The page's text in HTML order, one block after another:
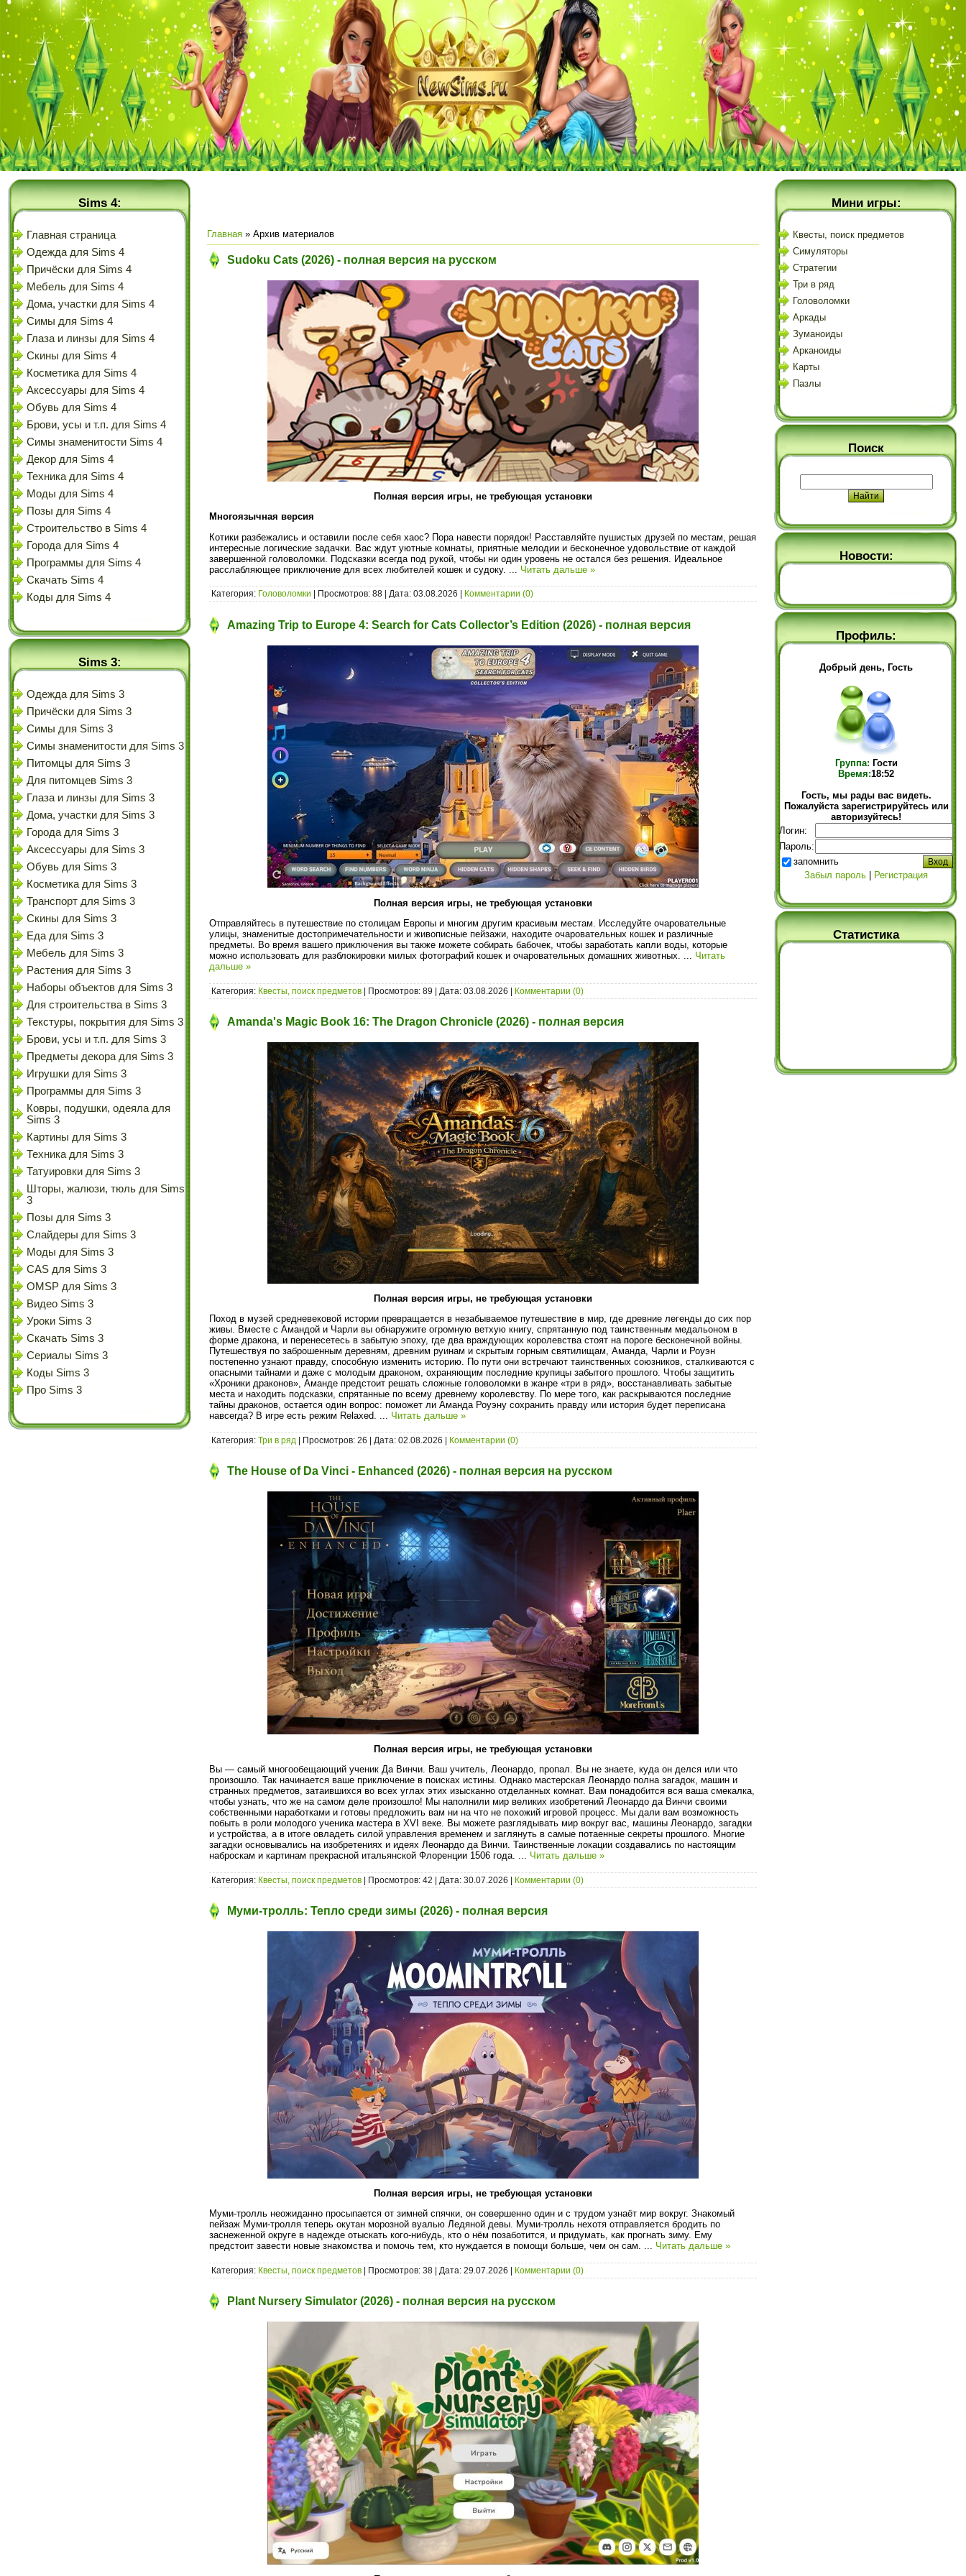
Sims 4:
Главная страница
Одежда для Sims 4
Причёски для Sims 4
Мебель для Sims 4
Дома, участки для Sims 4
Симы для Sims 4
Глаза и линзы для Sims 4
Скины для Sims 4
Косметика для Sims 4
Аксессуары для Sims 4
Обувь для Sims 4
Брови, усы и т.п. для Sims 4
Симы знаменитости Sims 4
Декор для Sims 4
Техника для Sims 4
Моды для Sims 4
Позы для Sims 4
Строительство в Sims 4
Города для Sims 4
Программы для Sims 4
Скачать Sims 4
Коды для Sims 4
Sims 3:
Одежда для Sims 3
Причёски для Sims 3
Симы для Sims 3
Симы знаменитости для Sims 3
Питомцы для Sims 3
Для питомцев Sims 3
Глаза и линзы для Sims 3
Дома, участки для Sims 3
Города для Sims 3
Аксессуары для Sims 3
Обувь для Sims 3
Косметика для Sims 3
Транспорт для Sims 3
Скины для Sims 3
Еда для Sims 3
Мебель для Sims 3
Растения для Sims 3
Наборы объектов для Sims 3
Для строительства в Sims 3
Текстуры, покрытия для Sims 3
Брови, усы и т.п. для Sims 3
Предметы декора для Sims 3
Игрушки для Sims 3
Программы для Sims 3
Ковры, подушки, одеяла для
Sims 3
Картины для Sims 3
Техника для Sims 3
Татуировки для Sims 3
Шторы, жалюзи, тюль для Sims
3
Позы для Sims 3
Слайдеры для Sims 3
Моды для Sims 3
CAS для Sims 3
OMSP для Sims 3
Видео Sims 3
Уроки Sims 3
Скачать Sims 3
Сериалы Sims 3
Коды Sims 3
Про Sims 3
Главная » Архив материалов
Sudoku Cats (2026) - полная версия на русском
Полная версия игры, не требующая установки
Многоязычная версия
Котики разбежались и оставили после себя хаос? Пора навести порядок! Расставляйте пушистых друзей по местам, решая
интересные логические задачки. Вас ждут уютные комнаты, приятные мелодии и бесконечное удовольствие от каждой
завершенной головоломки. Подсказки всегда под рукой, чтобы ни один уровень не остался без решения. Идеальное
расслабляющее приключение для всех любителей кошек и судоку.
Читать дальше »
Категория: Головоломки | Просмотров: 88 | Дата: 03.08.2026 Комментарии (0)
Amazing Trip to Europe 4: Search for Cats Collector’s Edition (2026) - полная версия
Полная версия игры, не требующая установки
Отправляйтесь в путешествие по столицам Европы и многим другим красивым местам. Исследуйте очаровательные
улицы, знаменитые достопримечательности и живописные пейзажи, находите очаровательных кошек и различные
предметы. Во время вашего приключения вы также можете собирать бабочек, чтобы заработать капли воды, которые
можно использовать для разблокировки милых фотографий кошек и очаровательных домашних животных. ... Читать
дальше »
Категория: Квесты, поиск предметов | Просмотров: 89 | Дата: 03.08.2026 | Комментарии (0)
Amanda's Magic Book 16: The Dragon Chronicle (2026) - полная версия
Полная версия игры, не требующая установки
Поход в музей средневековой истории превращается в незабываемое путешествие в мир, где древние легенды до сих пор
живы. Вместе с Амандой и Чарли вы обнаружите огромную ветхую книгу, спрятанную под таинственным медальоном в
форме дракона, и перенесетесь в забытую эпоху, где два враждующих королевства стоят на пороге бесконечной войны.
Путешествуя по заброшенным деревням, древним руинам и скрытым горным святилищам, Аманда, Чарли и Роуэн
постепенно узнают правду, способную изменить историю. По пути они встречают таинственных союзников, сталкиваются с
опасными тайнами и даже с молодым драконом, охраняющим последние крупицы забытого прошлого. Чтобы защитить
«Хроники драконов», Аманде предстоит решать сложные головоломки в жанре «три в ряд», восстанавливать забытые
места и находить подсказки, спрятанные по всему древнему королевству. По мере того, как раскрываются последние
тайны драконов, остается один вопрос: поможет ли Аманда Роуэну сохранить правду или история будет переписана
навсегда? В игре есть режим Relaxed. ... Читать дальше »
Категория: Три в ряд | Просмотров: 26 | Дата: 02.08.2026 | Комментарии (0)
The House of Da Vinci - Enhanced (2026) - полная версия на русском
Полная версия игры, не требующая установки
Вы — самый многообещающий ученик Да Винчи. Ваш учитель, Леонардо, пропал. Вы не знаете, куда он делся или что
произошло. Так начинается ваше приключение в поисках истины. Однако мастерская Леонардо полна загадок, машин и
странных предметов, затаившихся во всех углах этих изысканно отделанных комнат. Вам понадобится вся ваша смекалка,
чтобы узнать, что же на самом деле произошло! Мы наполнили мир великих изобретений Леонардо да Винчи своими
собственными наработками и готовы предложить вам ни на что не похожий игровой процесс. Мы дали вам возможность
побыть в роли молодого ученика мастера в XVI веке. Вы можете разглядывать мир вокруг вас, машины Леонардо, загадки
и устройства, а в итоге овладеть силой управления временем и заглянуть в самые потаенные секреты прошлого. Многие
загадки основывались на изобретениях и идеях Леонардо да Винчи. Таинственные локации создавались по настоящим
наброскам и картинам прекрасной итальянской Флоренции 1506 года. ... Читать дальше »
Категория: Квесты, поиск предметов | Просмотров: 42 | Дата: 30.07.2026 | Комментарии (0)
Муми-тролль: Тепло среди зимы (2026) - полная версия
Полная версия игры, не требующая установки
Муми-тролль неожиданно просыпается от зимней спячки, он совершенно один и с трудом узнаёт мир вокруг. Знакомый
пейзаж Муми-тролля теперь окутан морозной вуалью Ледяной девы. Муми-тролль нехотя отправляется бродить по
заснеженной округе в надежде отыскать кого-нибудь, кто о нём позаботится, и придумать, как прогнать зиму. Ему
предстоит завести новые знакомства и помочь тем, кто нуждается в помощи больше, чем он сам. ... Читать дальше »
Категория: Квесты, поиск предметов | Просмотров: 38 | Дата: 29.07.2026 | Комментарии (0)
Plant Nursery Simulator (2026) - полная версия на русском
Мини игры:
Квесты, поиск предметов
Симуляторы
Стратегии
Три в ряд
Головоломки
Аркады
Зуманоиды
Арканоиды
Карты
Пазлы
Поиск
Новости:
Профиль:
Добрый день, Гость
Группа: Гости
Время:18:52
Гость, мы рады вас видеть.
Пожалуйста зарегистрируйтесь или
авторизуйтесь!
Логин:
Пароль:
запомнить
Забыл пароль
Регистрация
Статистика